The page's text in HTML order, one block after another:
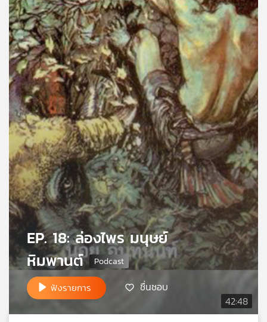
บทความ
ข่าว
และ
กิจกรรม
เกี่ยว
กับ
เรา
เครือ
ข่าย
วิทยุ
ไทย
พี
42:48
EP. 18: ล่องไพร มนุษย์
หิมพานต์
ฟังรายการ ชื่นชอบ